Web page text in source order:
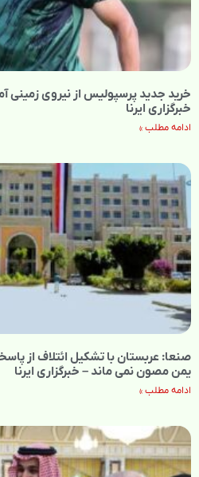
خرید جدید پرسپولیس از نیروی
خبرگزاری ایرنا
ادامه مطلب »
صنعا: عربستان با تشکیل ائتلاف‌ از
یمن مصون نمی‌ ماند – خبرگزاری ایرنا
ادامه مطلب »